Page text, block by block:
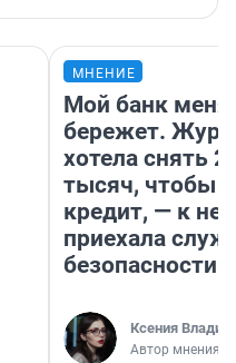
МНЕНИЕ
Мой банк меня
бережет.
хотела снять
тысяч, чтобы
кредит, — к
приехала
безопасности
Ксения
Автор мнения